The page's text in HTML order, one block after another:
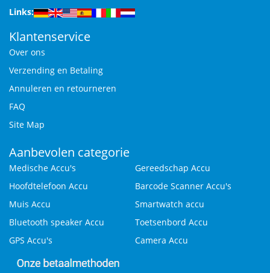
Links:
Klantenservice
Over ons
Verzending en Betaling
Annuleren en retourneren
FAQ
Site Map
Aanbevolen categorie
Medische Accu's
Gereedschap Accu
Hoofdtelefoon Accu
Barcode Scanner Accu's
Muis Accu
Smartwatch accu
Bluetooth speaker Accu
Toetsenbord Accu
GPS Accu's
Camera Accu